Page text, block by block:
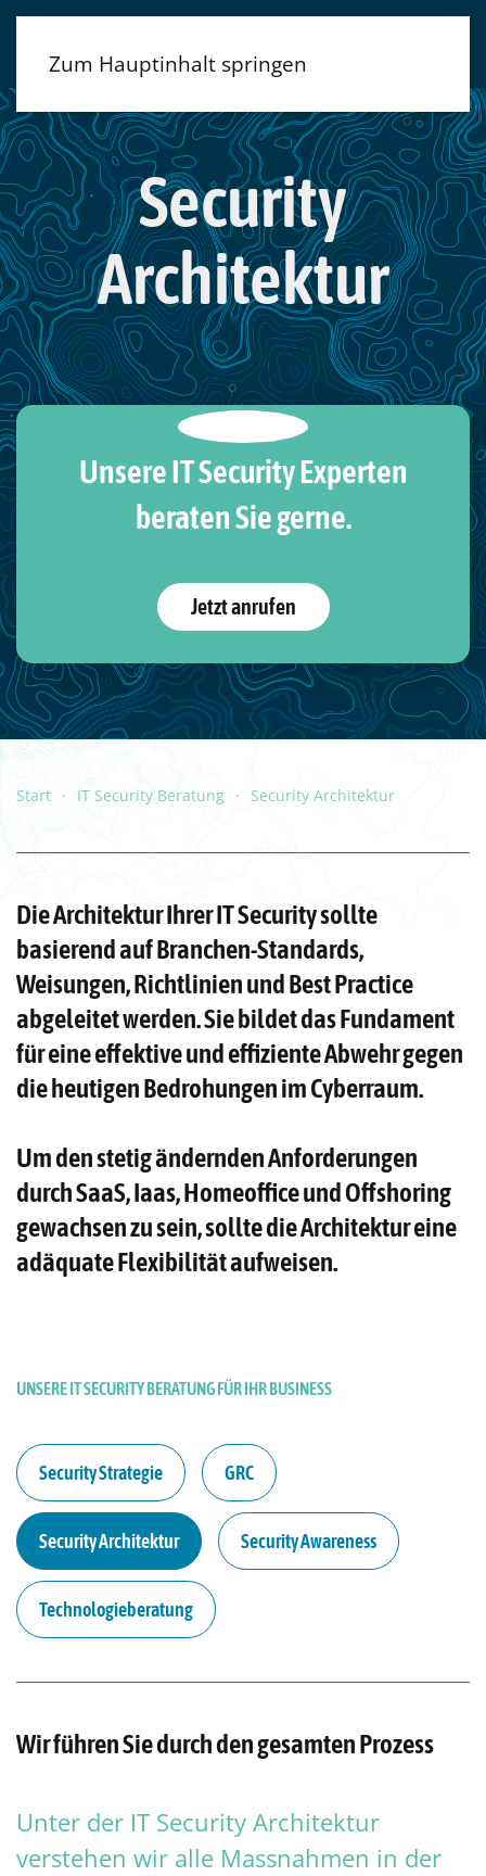
Zum Hauptinhalt springen
Security
Architektur
Unsere IT Security Experten
beraten Sie gerne.
Jetzt anrufen
Start IT Security Beratung Security Architektur
Die Architektur Ihrer IT Security sollte
basierend auf Branchen-Standards,
Weisungen, Richtlinien und Best Practice
abgeleitet werden. Sie bildet das Fundament
für eine effektive und effiziente Abwehr gegen
die heutigen Bedrohungen im Cyberraum.
Um den stetig ändernden Anforderungen
durch SaaS, Iaas, Homeoffice und Offshoring
gewachsen zu sein, sollte die Architektur eine
adäquate Flexibilität aufweisen.
UNSERE IT SECURITY BERATUNG FÜR IHR BUSINESS
Security Strategie GRC
Security Architektur Security Awareness
Technologieberatung
Wir führen Sie durch den gesamten Prozess
Unter der IT Security Architektur
verstehen wir alle Massnahmen in der